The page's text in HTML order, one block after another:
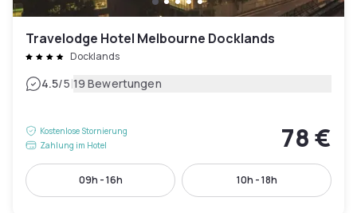
Travelodge Hotel Melbourne Docklands
Docklands
4.5/5|19 Bewertungen
Kostenlose Stornierung
Zahlung im Hotel
78 €
09h - 16h 10h - 18h